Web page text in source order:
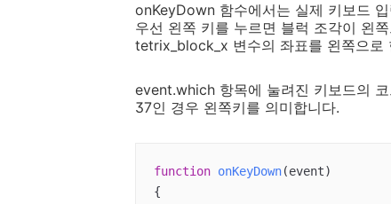
onKeyDown 함수에서는 실제 키보드
우선 왼쪽 키를 누르면 블럭 조각이 왼
tetrix_block_x 변수의 좌표를 왼쪽으로
event.which 항목에 눌려진 키보드의
37인 경우 왼쪽키를 의미합니다.
function onKeyDown(event
{